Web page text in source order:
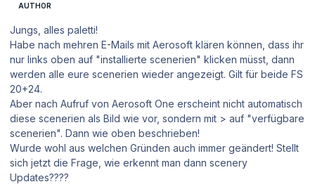
AUTHOR
Jungs, alles paletti!
Habe nach mehren E-Mails mit Aerosoft klären können, dass ihr
nur links oben auf "installierte scenerien" klicken müsst, dann
werden alle eure scenerien wieder angezeigt. Gilt für beide FS
20+24.
Aber nach Aufruf von Aerosoft One erscheint nicht automatisch
diese scenerien als Bild wie vor, sondern mit > auf "verfügbare
scenerien". Dann wie oben beschrieben!
Wurde wohl aus welchen Gründen auch immer geändert! Stellt
sich jetzt die Frage, wie erkennt man dann scenery
Updates????